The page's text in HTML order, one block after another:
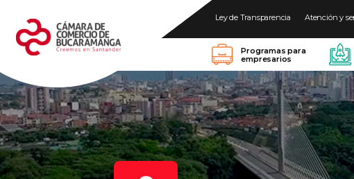
Ley de Transparencia Atención y
Programas para
empresarios